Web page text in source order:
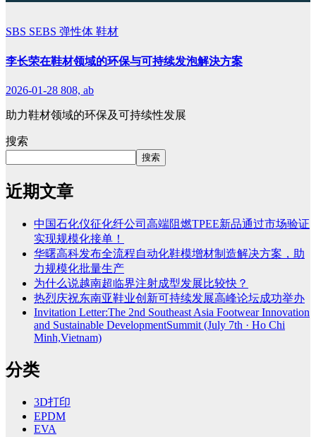
SBS SEBS 弹性体 鞋材
李长荣在鞋材领域的环保与可持续发泡解決方案
2026-01-28 808, ab
助力鞋材领域的环保及可持续性发展
搜索
搜索
近期文章
中国石化仪征化纤公司高端阻燃TPEE新品通过市场验证
实现规模化接单！
华曙高科发布全流程自动化鞋模增材制造解决方案，助
力规模化批量生产
为什么说越南超临界注射成型发展比较快？
热烈庆祝东南亚鞋业创新可持续发展高峰论坛成功举办
Invitation Letter:The 2nd Southeast Asia Footwear Innovation
and Sustainable DevelopmentSummit (July 7th · Ho Chi
Minh,Vietnam)
分类
3D打印
EPDM
EVA